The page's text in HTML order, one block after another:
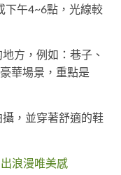
下午4~6點，光線較
方，例如：巷子、
華場景，重點是
，並穿著舒適的鞋
浪漫唯美感